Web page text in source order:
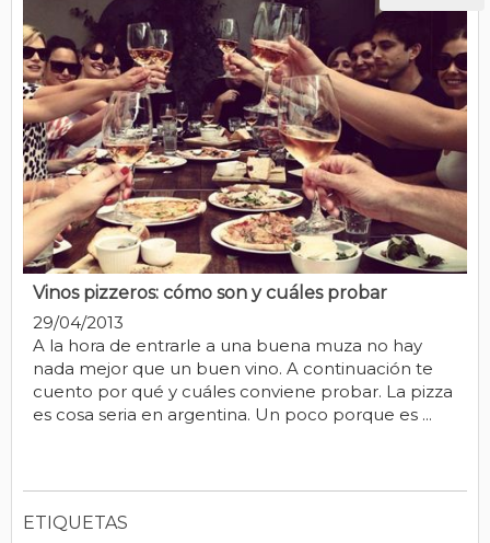
Vinos pizzeros: cómo son y cuáles probar
29/04/2013
A la hora de entrarle a una buena muza no hay
nada mejor que un buen vino. A continuación te
cuento por qué y cuáles conviene probar. La pizza
es cosa seria en argentina. Un poco porque es ...
ETIQUETAS